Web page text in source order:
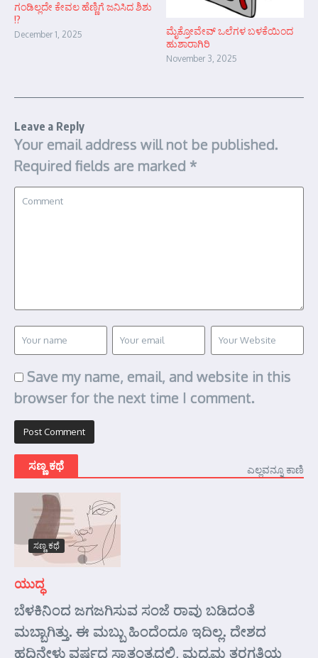
ಗಂಡಿಲ್ಲದೇ ಕೇವಲ ಹೆಣ್ಣಿಗೆ ಜನಿಸಿದ ಶಿಶು
!?
December 1, 2025
ಮೈಕ್ರೋವೇವ್ ಒಲೆಗಳ ಬಳಕೆಯಿಂದ
ಹುಶಾರಾಗಿರಿ
November 3, 2025
Leave a Reply
Your email address will not be published.
Required fields are marked *
Save my name, email, and website in this
browser for the next time I comment.
ಸಣ್ಣ ಕಥೆ ಎಲ್ಲವನ್ನೂ ಕಾಣಿ
ಸಣ್ಣ ಕಥೆ
ಯುದ್ಧ
ಬೆಳಕಿನಿಂದ ಜಗಜಗಿಸುವ ಸಂಜೆ ರಾವು ಬಡಿದಂತೆ
ಮಬ್ಬಾಗಿತ್ತು. ಈ ಮಬ್ಬು ಹಿಂದೆಂದೂ ಇದಿಲ್ಲ. ದೇಶದ
ಹದಿನೇಳು ವರ್ಷದ ಸ್ವಾತಂತ್ರದಲ್ಲಿ, ಮಧ್ಯಮ ತರಗತಿಯ